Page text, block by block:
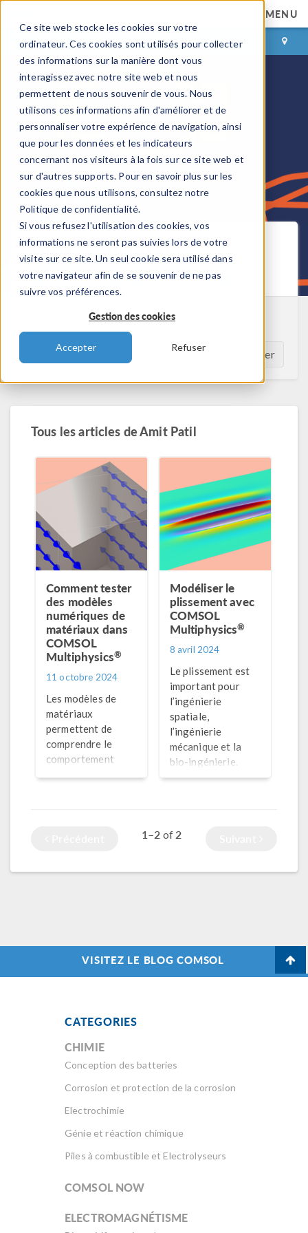
Ce site web stocke les cookies sur votre
ordinateur. Ces cookies sont utilisés pour collecter
des informations sur la manière dont vous
interagissez avec notre site web et nous
permettent de nous souvenir de vous. Nous
utilisons ces informations afin d'améliorer et de
personnaliser votre expérience de navigation, ainsi
que pour les données et les indicateurs
concernant nos visiteurs à la fois sur ce site web et
sur d'autres supports. Pour en savoir plus sur les
cookies que nous utilisons, consultez notre
Politique de confidentialité.
Si vous refusez l'utilisation des cookies, vos
informations ne seront pas suivies lors de votre
visite sur ce site. Un seul cookie sera utilisé dans
votre navigateur afin de se souvenir de ne pas
suivre vos préférences.
Gestion des cookies
Accepter Refuser
MENU
CONNEXION CONTACT
Blog COMSOL
Recevoir les nouveaux articles par email
Rechercher
Tous les articles deAmit Patil
Comment tester
des modèles
numériques de
matériaux dans
COMSOL
Multiphysics®
11 octobre 2024
Les modèles de
matériaux
permettent de
comprendre le
comportement
Modéliser le
plissement avec
COMSOL
Multiphysics®
8 avril 2024
Le plissement est
important pour
l’ingénierie
spatiale,
l’ingénierie
mécanique et la
bio-ingénierie.
Découvrez
plissement grâce à
1–2 of2
VISITEZ LE BLOG COMSOL
CATEGORIES
CHIMIE
Conception des batteries
Corrosion et protection de la corrosion
Electrochimie
Génie et réaction chimique
Piles à combustible et Electrolyseurs
COMSOL NOW
ELECTROMAGNÉTISME